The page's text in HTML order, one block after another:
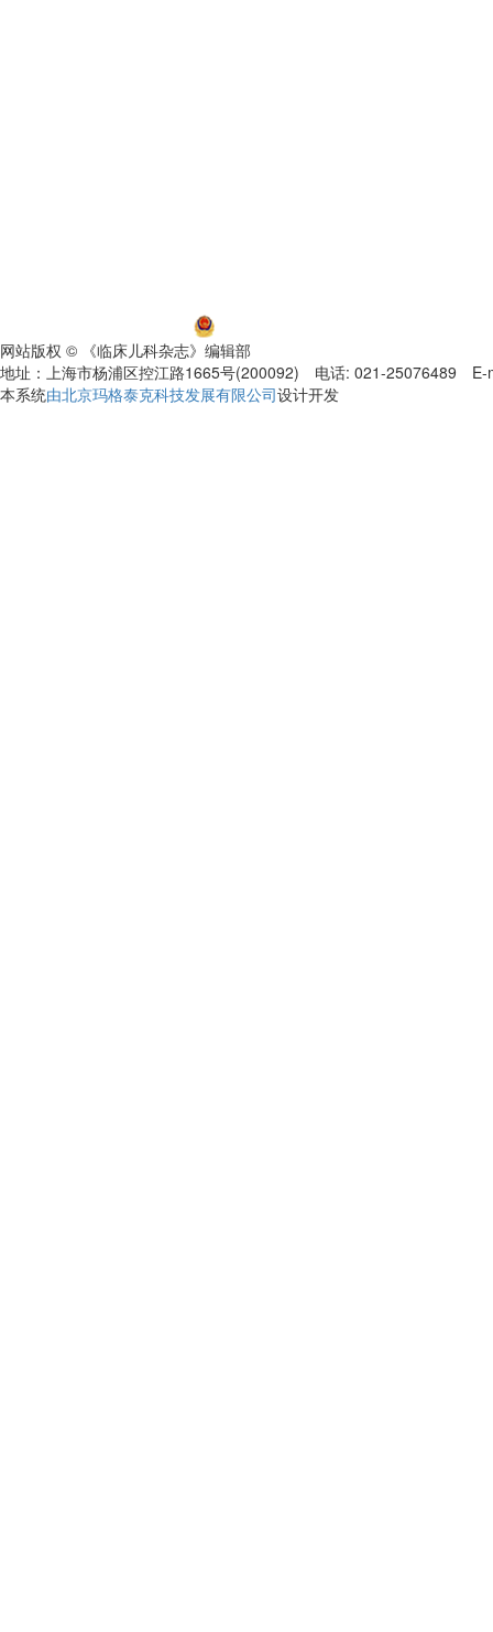
网站版权 © 《临床儿科杂志》编辑部
地址：上海市杨浦区控江路1665号(200092) 电话: 021-25076489 E-
本系统由北京玛格泰克科技发展有限公司设计开发